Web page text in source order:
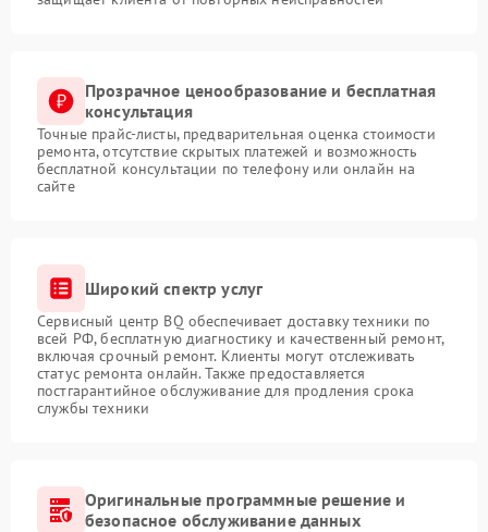
Прозрачное ценообразование и бесплатная
консультация
Точные прайс-листы, предварительная оценка стоимости
ремонта, отсутствие скрытых платежей и возможность
бесплатной консультации по телефону или онлайн на
сайте
Широкий спектр услуг
Сервисный центр BQ обеспечивает доставку техники по
всей РФ, бесплатную диагностику и качественный ремонт,
включая срочный ремонт. Клиенты могут отслеживать
статус ремонта онлайн. Также предоставляется
постгарантийное обслуживание для продления срока
службы техники
Оригинальные программные решение и
безопасное обслуживание данных